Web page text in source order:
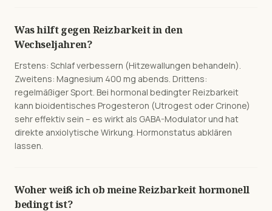
Was hilft gegen Reizbarkeit in den
Wechseljahren?
Erstens: Schlaf verbessern (Hitzewallungen behandeln).
Zweitens: Magnesium 400 mg abends. Drittens:
regelmäßiger Sport. Bei hormonal bedingter Reizbarkeit
kann bioidentisches Progesteron (Utrogest oder Crinone)
sehr effektiv sein – es wirkt als GABA-Modulator und hat
direkte anxiolytische Wirkung. Hormonstatus abklären
lassen.
Woher weiß ich ob meine Reizbarkeit hormonell
bedingt ist?